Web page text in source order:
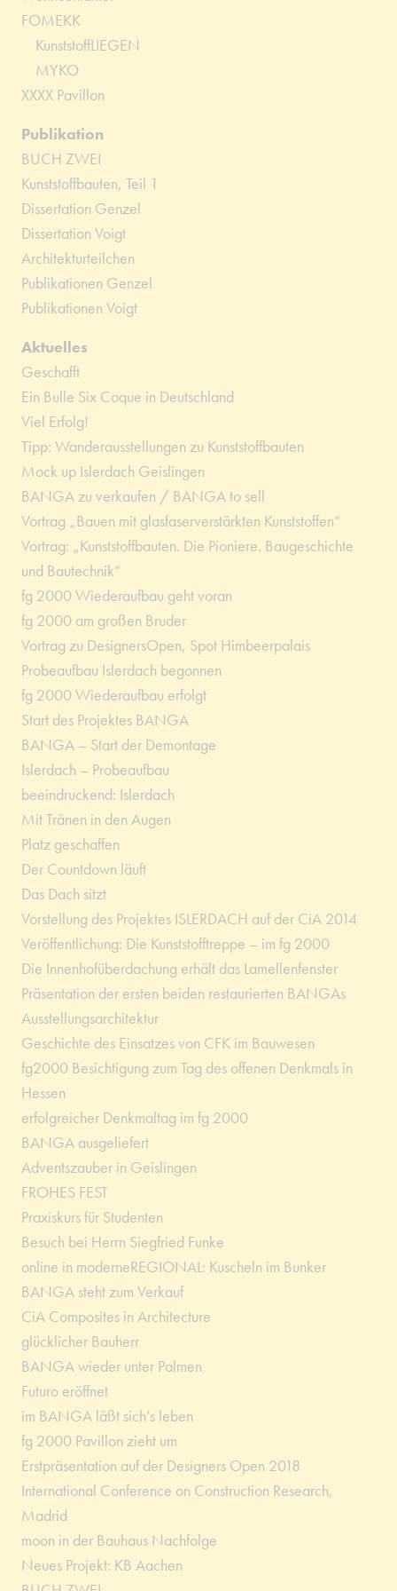
FOMEKK
KunststoffLIEGEN
MYKO
XXXX Pavillon
Publikation
BUCH ZWEI
Kunststoffbauten, Teil 1
Dissertation Genzel
Dissertation Voigt
Architekturteilchen
Publikationen Genzel
Publikationen Voigt
Aktuelles
Geschafft
Ein Bulle Six Coque in Deutschland
Viel Erfolg!
Tipp: Wanderausstellungen zu Kunststoffbauten
Mock up Islerdach Geislingen
BANGA zu verkaufen / BANGA to sell
Vortrag „Bauen mit glasfaserverstärkten Kunststoffen“
Vortrag: „Kunststoffbauten. Die Pioniere. Baugeschichte
und Bautechnik“
fg 2000 Wiederaufbau geht voran
fg 2000 am großen Bruder
Vortrag zu DesignersOpen, Spot Himbeerpalais
Probeaufbau Islerdach begonnen
fg 2000 Wiederaufbau erfolgt
Start des Projektes BANGA
BANGA – Start der Demontage
Islerdach – Probeaufbau
beeindruckend: Islerdach
Mit Tränen in den Augen
Platz geschaffen
Der Countdown läuft
Das Dach sitzt
Vorstellung des Projektes ISLERDACH auf der CiA 2014
Veröffentlichung: Die Kunststofftreppe – im fg 2000
Die Innenhofüberdachung erhält das Lamellenfenster
Präsentation der ersten beiden restaurierten BANGAs
Ausstellungsarchitektur
Geschichte des Einsatzes von CFK im Bauwesen
fg2000 Besichtigung zum Tag des offenen Denkmals in
Hessen
erfolgreicher Denkmaltag im fg 2000
BANGA ausgeliefert
Adventszauber in Geislingen
FROHES FEST
Praxiskurs für Studenten
Besuch bei Herrn Siegfried Funke
online in moderneREGIONAL: Kuscheln im Bunker
BANGA steht zum Verkauf
CiA Composites in Architecture
glücklicher Bauherr
BANGA wieder unter Palmen
Futuro eröffnet
im BANGA läßt sich’s leben
fg 2000 Pavillon zieht um
Erstpräsentation auf der Designers Open 2018
International Conference on Construction Research,
Madrid
moon in der Bauhaus Nachfolge
Neues Projekt: KB Aachen